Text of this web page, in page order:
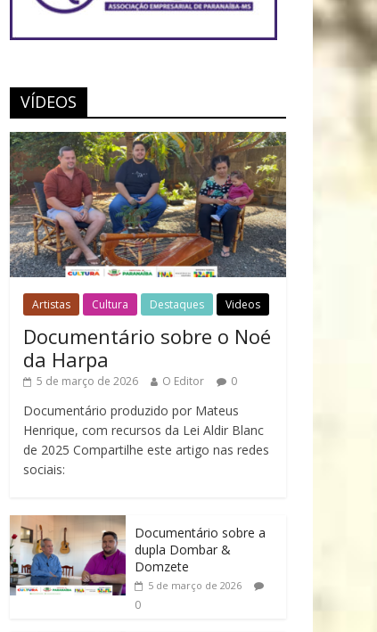
VÍDEOS
Artistas Cultura Destaques Videos
Documentário sobre o Noé
da Harpa
5 de março de 2026 O Editor 0
Documentário produzido por Mateus
Henrique, com recursos da Lei Aldir Blanc
de 2025 Compartilhe este artigo nas redes
sociais:
Documentário sobre a
dupla Dombar &
Domzete
5 de março de 2026
0